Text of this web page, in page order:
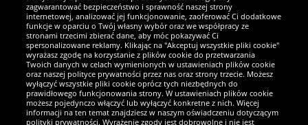
Jesteśmy wyjątkowi
zagwarantować bezpieczeństwo i sprawność naszej strony
internetowej, analizować jej funkcjonowanie, zaoferować Ci dodatkowe
funkcje w oparciu o Twój własny wybór oraz we współpracy ze
stronami trzecimi zbierać dane, aby móc pokazywać Ci
spersonalizowane reklamy. Klikając na "Akceptuj wszystkie pliki cookie"
wyrażasz zgodę na korzystanie z plików cookie do przetwarzania
Twoich danych w celach wymienionych w ustawieniach plików cookie
oraz naszej polityce prywatności przez nas oraz strony trzecie. Możesz
wyłączyć wszystkie pliki cookie oprócz tych niezbędnych do
prawidłowego funkcjonowania strony. W ustawieniach plików cookie
możesz pojedynczo włączyć lub wyłączyć konkretne z nich. Więcej
informacji na ten temat znajdziesz w naszym oświadczeniu dotyczącym
polityki prywatności. Wyrażenie zgody jest dobrowolne i nie jest